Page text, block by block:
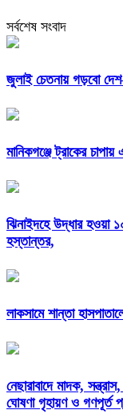
সর্বশেষ সংবাদ
জুলাই চেতনায় গড়বো
মানিকগঞ্জে ট্রাকের
ঝিনাইদহে উদ্ধার হওয়া
হস্তান্তর,
লাকসামে শান্তা
নেছারাবাদে মাদক,
ঘোষণা গৃহায়ণ ও গণপূর্ত